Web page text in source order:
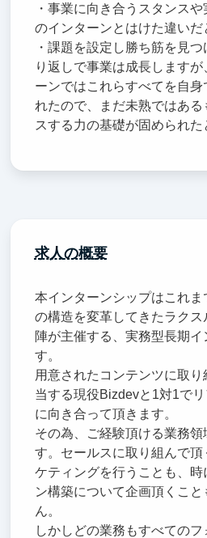
・事業に向き合うスタンス
のインターンとはけた違いだ
・課題を設定し勝ち筋を見
り返しで事業は成長します
ーンではこれらすべてを自
れたので、まだ未熟ではあ
スする力の基礎が固められた
求人の概要
本インターンシップはこれ
の構造を変革してきたラク
陣が主催する、実務型長期
す。
用意されたコンテンツに取
当する現役Bizdevと1対1で
に向き合って頂きます。
その為、ご経験頂ける業務領
す。セールスに取り組んで
ケティングを行うことも、
ン構築について企画頂くこ
ん。
しかしどの業務もすべての